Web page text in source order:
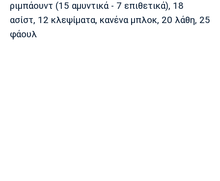
ριμπάουντ (15 αμυντικά - 7 επιθετικά), 18
ασίστ, 12 κλεψίματα, κανένα μπλοκ, 20 λάθη, 25
φάουλ